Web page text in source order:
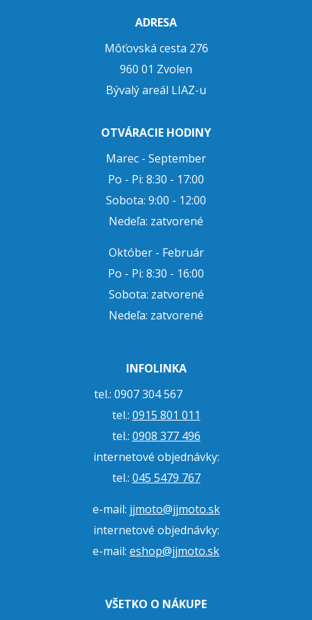
ADRESA
Môťovská cesta 276
960 01 Zvolen
Bývalý areál LIAZ-u
OTVÁRACIE HODINY
Marec - September
Po - Pi: 8:30 - 17:00
Sobota: 9:00 - 12:00
Nedeľa: zatvorené
Október - Február
Po - Pi: 8:30 - 16:00
Sobota: zatvorené
Nedeľa: zatvorené
INFOLINKA
tel.: 0907 304 567
tel.: 0915 801 011
tel.: 0908 377 496
internetové objednávky:
tel.: 045 5479 767
e-mail: jjmoto@jjmoto.sk
internetové objednávky:
e-mail: eshop@jjmoto.sk
VŠETKO O NÁKUPE